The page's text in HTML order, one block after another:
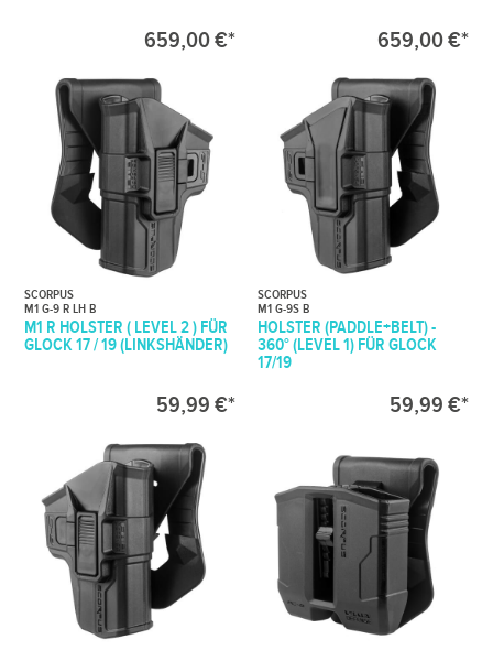
659,00 €* 659,00 €*
SCORPUS
M1 G-9 R LH B
M1 R HOLSTER ( LEVEL 2 ) FÜR
GLOCK 17 / 19 (LINKSHÄNDER)
59,99 €*
SCORPUS
M1 G-9S B
HOLSTER (PADDLE+BELT) -
360° (LEVEL 1) FÜR GLOCK
17/19
59,99 €*